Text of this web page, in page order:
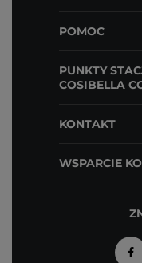
POMOC
PUNKTY
COSIBELLA
KONTAKT
WSPARCIE